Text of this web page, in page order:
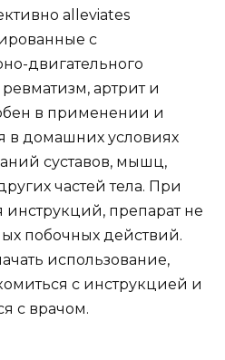
alleviates
с
двигательного
артрит и
в применении и
в домашних условиях
суставов, мышц,
частей тела. При
препарат не
побочных действий.
использование,
с инструкцией и
с врачом.